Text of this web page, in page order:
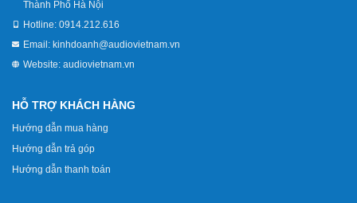
Thành Phố Hà Nội
Hotline: 0914.212.616
Email: kinhdoanh@audiovietnam.vn
Website: audiovietnam.vn
HỖ TRỢ KHÁCH HÀNG
Hướng dẫn mua hàng
Hướng dẫn trả góp
Hướng dẫn thanh toán